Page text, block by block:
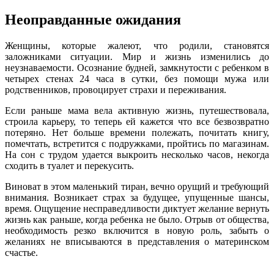
Неоправданные ожидания
Женщины, которые жалеют, что родили, становятся
заложниками ситуации. Мир и жизнь изменились до
неузнаваемости. Осознание будней, замкнутости с ребенком в
четырех стенах 24 часа в сутки, без помощи мужа или
родственников, провоцирует страхи и переживания.
Если раньше мама вела активную жизнь, путешествовала,
строила карьеру, то теперь ей кажется что все безвозвратно
потеряно. Нет больше времени полежать, почитать книгу,
помечтать, встретится с подружками, пройтись по магазинам.
На сон с трудом удается выкроить несколько часов, некогда
сходить в туалет и перекусить.
Виноват в этом маленький тиран, вечно орущий и требующий
внимания. Возникает страх за будущее, упущенные шансы,
время. Ощущение несправедливости диктует желание вернуть
жизнь как раньше, когда ребенка не было. Отрыв от общества,
необходимость резко включится в новую роль, забыть о
желаниях не вписываются в представления о материнском
счастье.